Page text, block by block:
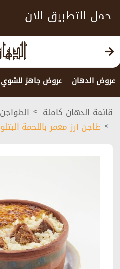
حمل التطبيق الان
عروض الدهان عروض جاهز للشوي
قائمة الدهان كاملة
الطواجن
طاجن أرز معمر باللحمة البتلو